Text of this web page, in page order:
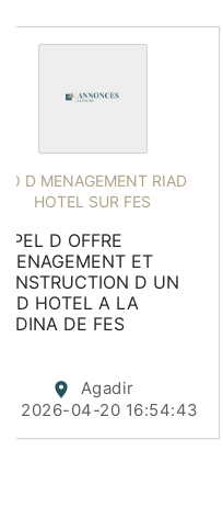
D MENAGEMENT RIAD
HOTEL SUR FES
D OFFRE
ET
D UN
HOTEL A LA
DE FES
Agadir
2026-04-20 16:54:43